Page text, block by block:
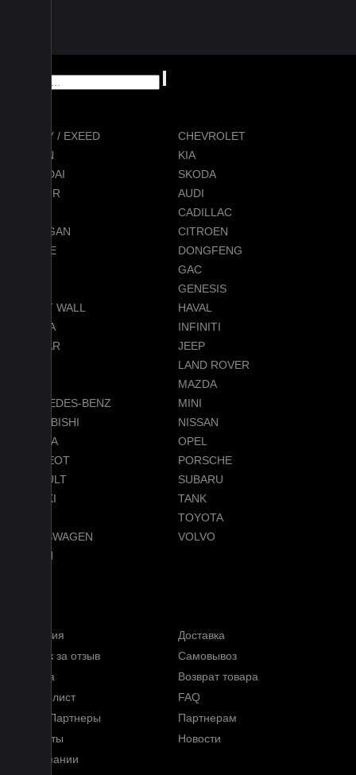
CHERY / EXEED
CHEVROLET
RAVON
KIA
HYUNDAI
SKODA
JETOUR
AUDI
CADILLAC
CHANGAN
CITROEN
DODGE
DONGFENG
GAC
GENESIS
GREAT WALL
HAVAL
HONDA
INFINITI
JAGUAR
JEEP
LAND ROVER
MAZDA
MERCEDES-BENZ
MINI
MITSUBISHI
NISSAN
OMODA
OPEL
PEUGEOT
PORSCHE
RENAULT
SUBARU
SUZUKI
TANK
TOYOTA
VOLKSWAGEN
VOLVO
VOYAH
Гарантия
Доставка
Кэшбэк за отзыв
Самовывоз
Оплата
Возврат товара
Прайс-лист
FAQ
Наши Партнеры
Партнерам
Контакты
Новости
О компании